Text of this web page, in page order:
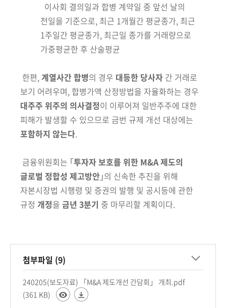
이사회 결의일과 합병 계약일 중 앞선 날의
전일을 기준으로, 최근 1개월간 평균종가, 최근
1주일간 평균종가, 최근일 종가를 거래량으로
가중평균한 후 산술평균
한편,계열사간 합병의 경우 대등한 당사자 간 거래로
보기 어려우며, 합병가액 산정방법을 자율화하는 경우
대주주 위주의 의사결정이 이루어져 일반주주에 대한
피해가 발생할 수 있으므로 금번 규제 개선 대상에는
포함하지 않는다.
금융위원회는 ｢투자자 보호를 위한 M&A 제도의
글로벌 정합성 제고방안｣의 신속한 추진을 위해
자본시장법 시행령 및 증권의 발행 및 공시등에 관한
규정 개정을 금년 3분기 중 마무리할 계획이다.
첨부파일 (9)
240205(보도자료) 「M&A 제도개선 간담회」 개최.pdf
(361 KB)